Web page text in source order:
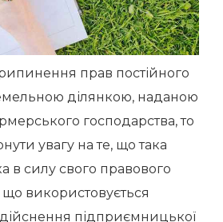
прав постійного
ділянкою, наданою
господарства, то
увагу на те, що така
в силу свого правового
використовується
підприємницької